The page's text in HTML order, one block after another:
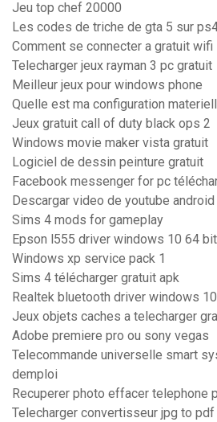
Jeu top chef 20000
Les codes de triche de gta 5 sur
Comment se connecter a gratuit
Telecharger jeux rayman 3 pc gratuit
Meilleur jeux pour windows phone
Quelle est ma configuration
Jeux gratuit call of duty black ops 2
Windows movie maker vista gratuit
Logiciel de dessin peinture gratuit
Facebook messenger for pc
Descargar video de youtube android
Sims 4 mods for gameplay
Epson l555 driver windows 10 64
Windows xp service pack 1
Sims 4 télécharger gratuit apk
Realtek bluetooth driver windows
Jeux objets caches a telecharger
Adobe premiere pro ou sony vegas
Telecommande universelle smart
demploi
Recuperer photo effacer telephone
Telecharger convertisseur jpg to